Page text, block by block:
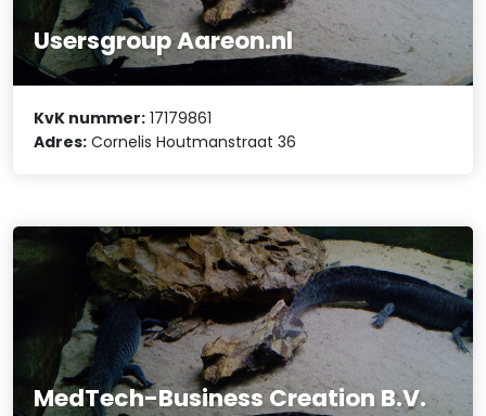
Usersgroup Aareon.nl
KvK nummer: 17179861
Adres: Cornelis Houtmanstraat 36
MedTech-Business Creation B.V.